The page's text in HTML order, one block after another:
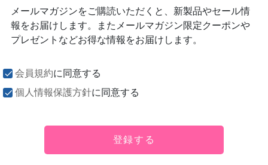
メールマガジンをご購読いただくと、新製品やセール情
報をお届けします。またメールマガジン限定クーポンや
プレゼントなどお得な情報をお届けします。
会員規約に同意する
個人情報保護方針に同意する
登録する